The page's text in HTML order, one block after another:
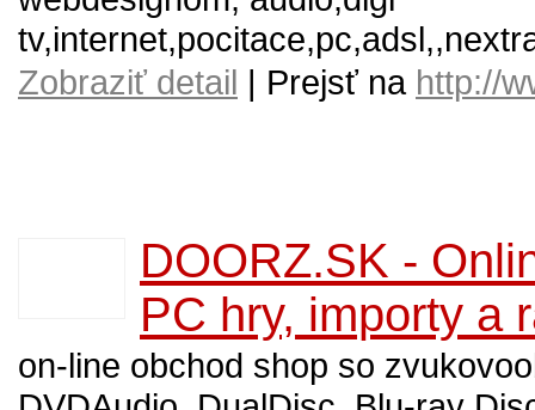
Zobraziť detail | Prejsť na http://
DOORZ.SK -
PC hry, importy a
on-line obchod shop so